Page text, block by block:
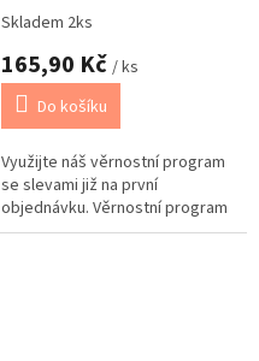
Skladem 2ks
165,90 Kč / ks
Do košíku
Využijte náš věrnostní program
se slevami již na první
objednávku. Věrnostní program